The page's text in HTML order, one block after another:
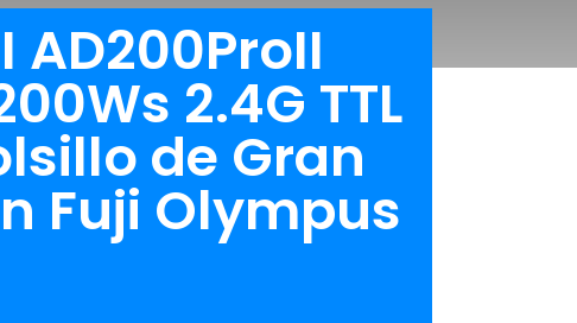
AD200ProII
2.4G TTL
de Gran
Fuji Olympus